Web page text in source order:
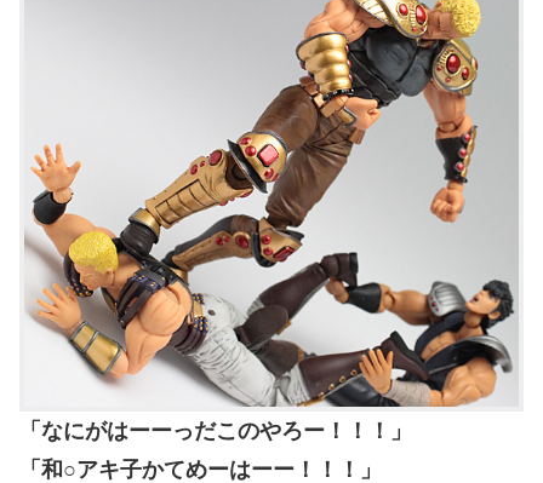
「なにがはーーっだこのやろー！！！」
「和○アキ子かてめーはーー！！！」